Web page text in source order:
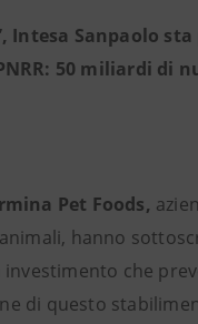
Sanpaolo
50 miliardi di
Pet Foods,
hanno
che
di questo